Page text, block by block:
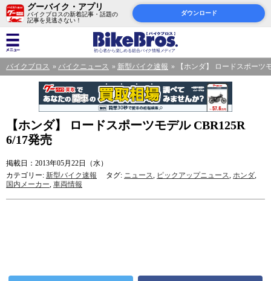
グーバイク・アプリ
バイクブロスの新着記事・話題の
記事を見逃さない！
ダウンロード
バイクブロス バイクニュース 新型バイク速報 【ホンダ】 ロードスポーツ
【ホンダ】 ロードスポーツモデル CBR125R
6/17発売
掲載日：2013年05月22日（水）
カテゴリー: 新型バイク速報 タグ: ニュース, ピックアップニュース, ホンダ,
国内メーカー, 車両情報